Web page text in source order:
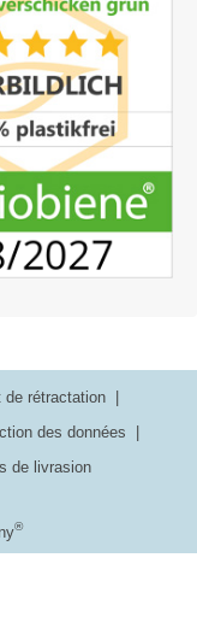
®
de rétractation
des données
de livrasion